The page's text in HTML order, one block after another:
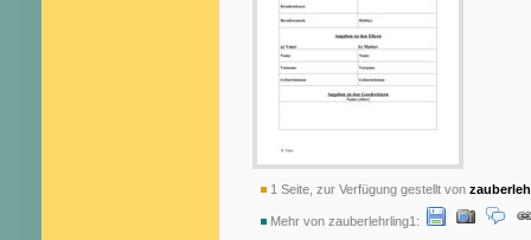
1 Seite, zur Verfügung gestellt von
Mehr von zauberlehrling1: